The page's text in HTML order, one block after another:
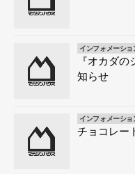
インフォメーショ
『オカダ
知らせ
インフォメーショ
チョコレー